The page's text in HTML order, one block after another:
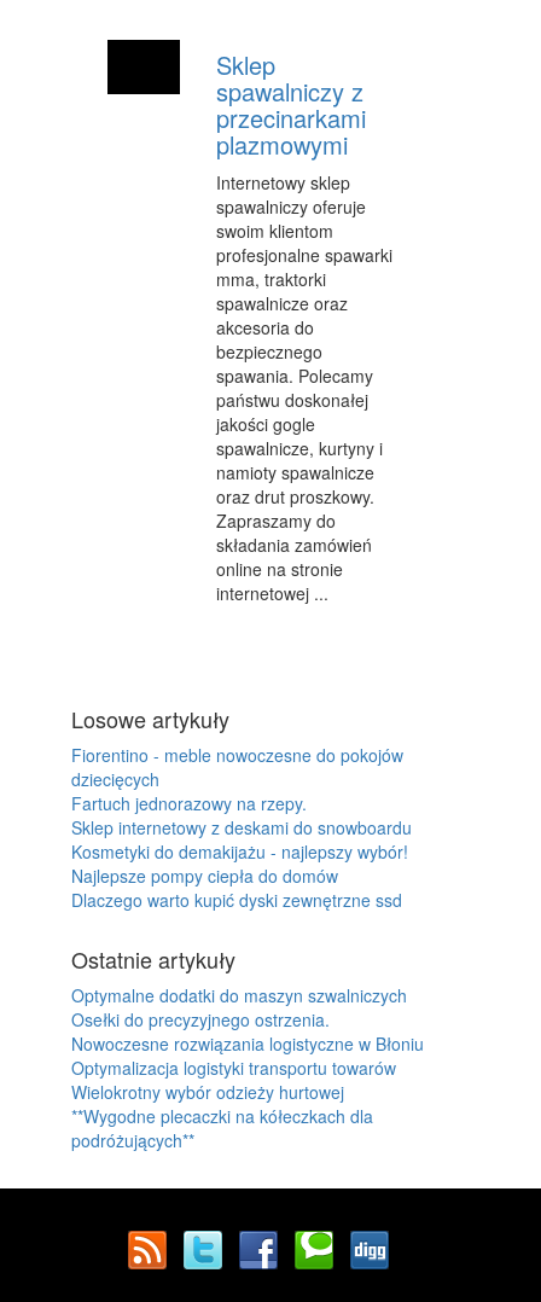
Sklep
spawalniczy z
przecinarkami
plazmowymi
Internetowy sklep
spawalniczy oferuje
swoim klientom
profesjonalne spawarki
mma, traktorki
spawalnicze oraz
akcesoria do
bezpiecznego
spawania. Polecamy
państwu doskonałej
jakości gogle
spawalnicze, kurtyny i
namioty spawalnicze
oraz drut proszkowy.
Zapraszamy do
składania zamówień
online na stronie
internetowej ...
Losowe artykuły
Fiorentino - meble nowoczesne do pokojów
dziecięcych
Fartuch jednorazowy na rzepy.
Sklep internetowy z deskami do snowboardu
Kosmetyki do demakijażu - najlepszy wybór!
Najlepsze pompy ciepła do domów
Dlaczego warto kupić dyski zewnętrzne ssd
Ostatnie artykuły
Optymalne dodatki do maszyn szwalniczych
Osełki do precyzyjnego ostrzenia.
Nowoczesne rozwiązania logistyczne w Błoniu
Optymalizacja logistyki transportu towarów
Wielokrotny wybór odzieży hurtowej
**Wygodne plecaczki na kółeczkach dla
podróżujących**